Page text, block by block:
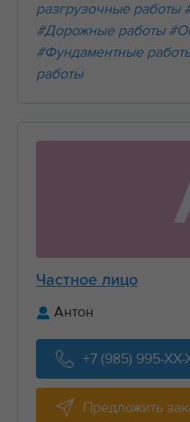
разгрузочные работы
#Дорожные работы
#Фундаментные
работы
Частное лицо
Антон
+7 (985) 995-XX-
Предложить